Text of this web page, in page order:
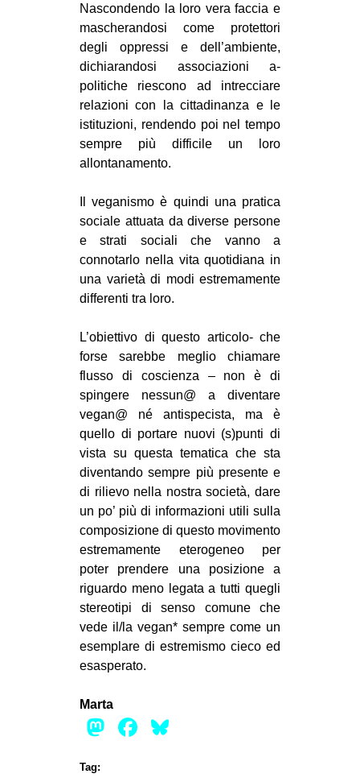
Nascondendo la loro vera faccia e
mascherandosi come protettori
degli oppressi e dell’ambiente,
dichiarandosi associazioni a-
politiche riescono ad intrecciare
relazioni con la cittadinanza e le
istituzioni, rendendo poi nel tempo
sempre più difficile un loro
allontanamento.
Il veganismo è quindi una pratica
sociale attuata da diverse persone
e strati sociali che vanno a
connotarlo nella vita quotidiana in
una varietà di modi estremamente
differenti tra loro.
L’obiettivo di questo articolo- che
forse sarebbe meglio chiamare
flusso di coscienza – non è di
spingere nessun@ a diventare
vegan@ né antispecista, ma è
quello di portare nuovi (s)punti di
vista su questa tematica che sta
diventando sempre più presente e
di rilievo nella nostra società, dare
un po’ più di informazioni utili sulla
composizione di questo movimento
estremamente eterogeneo per
poter prendere una posizione a
riguardo meno legata a tutti quegli
stereotipi di senso comune che
vede il/la vegan* sempre come un
esemplare di estremismo cieco ed
esasperato.
Marta
Mastodon
Facebook
Tag: